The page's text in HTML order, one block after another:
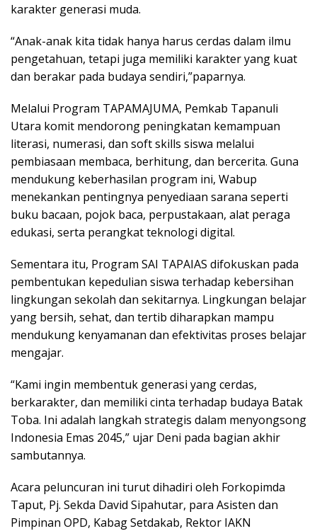
karakter generasi muda.
“Anak-anak kita tidak hanya harus cerdas dalam ilmu
pengetahuan, tetapi juga memiliki karakter yang kuat
dan berakar pada budaya sendiri,”paparnya.
Melalui Program TAPAMAJUMA, Pemkab Tapanuli
Utara komit mendorong peningkatan kemampuan
literasi, numerasi, dan soft skills siswa melalui
pembiasaan membaca, berhitung, dan bercerita. Guna
mendukung keberhasilan program ini, Wabup
menekankan pentingnya penyediaan sarana seperti
buku bacaan, pojok baca, perpustakaan, alat peraga
edukasi, serta perangkat teknologi digital.
Sementara itu, Program SAI TAPAIAS difokuskan pada
pembentukan kepedulian siswa terhadap kebersihan
lingkungan sekolah dan sekitarnya. Lingkungan belajar
yang bersih, sehat, dan tertib diharapkan mampu
mendukung kenyamanan dan efektivitas proses belajar
mengajar.
“Kami ingin membentuk generasi yang cerdas,
berkarakter, dan memiliki cinta terhadap budaya Batak
Toba. Ini adalah langkah strategis dalam menyongsong
Indonesia Emas 2045,” ujar Deni pada bagian akhir
sambutannya.
Acara peluncuran ini turut dihadiri oleh Forkopimda
Taput, Pj. Sekda David Sipahutar, para Asisten dan
Pimpinan OPD, Kabag Setdakab, Rektor IAKN